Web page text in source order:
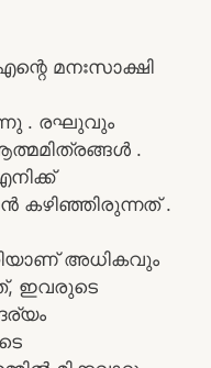
മനഃസാക്ഷി
. രഘുവും
.
കഴിഞ്ഞിരുന്നത് .
അധികവും
ഇവരുടെ